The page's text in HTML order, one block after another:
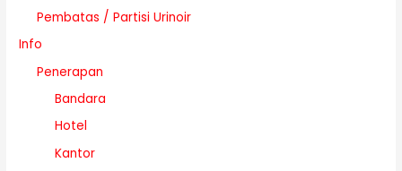
Pembatas / Partisi Urinoir
Info
Penerapan
Bandara
Hotel
Kantor